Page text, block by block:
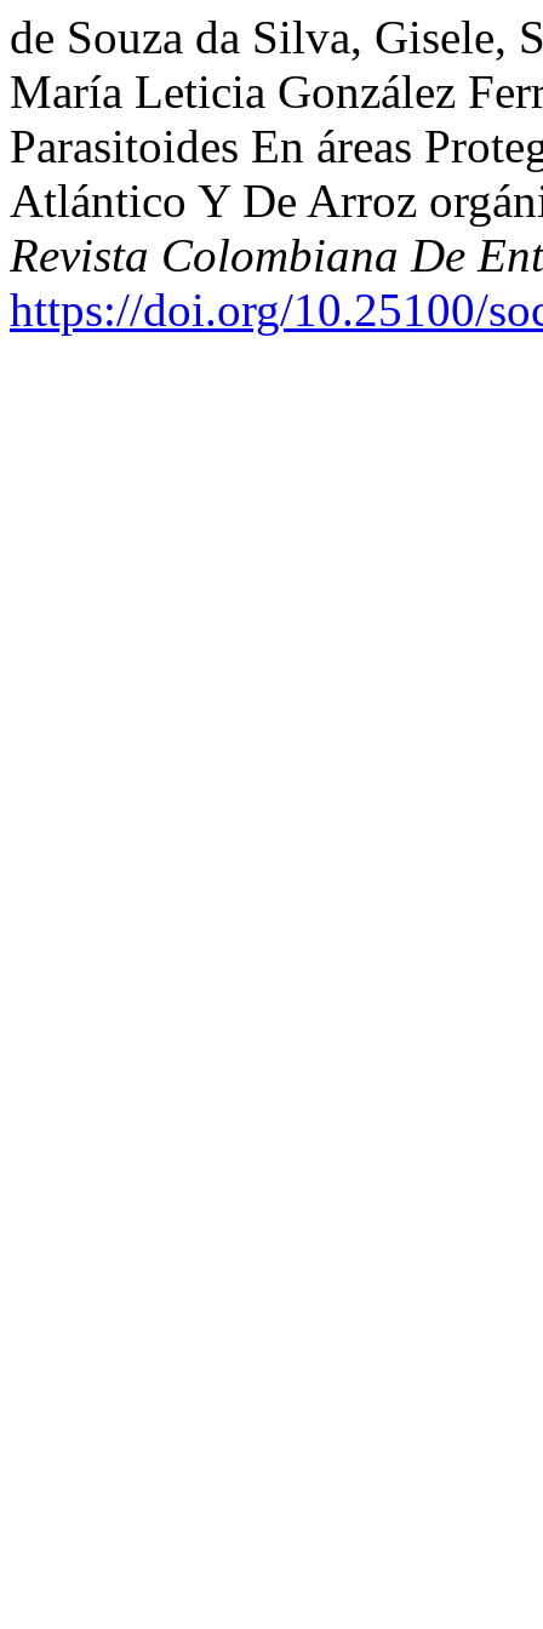
de Souza da Silva, Gisele,
María Leticia González
Parasitoides En áreas
Atlántico Y De Arroz
Revista Colombiana De
https://doi.org/10.25100/